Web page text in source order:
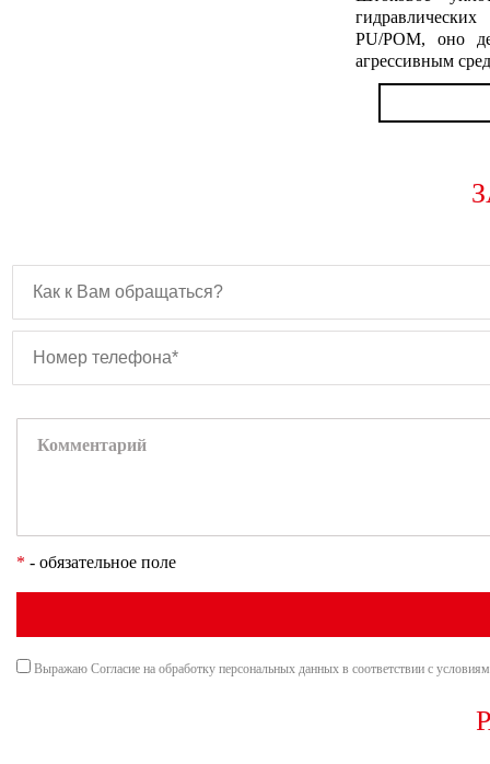
PU/POM, оно
агрессивным
* - обязательное поле
Выражаю Согласие на обработку персональных данных в соответствии с